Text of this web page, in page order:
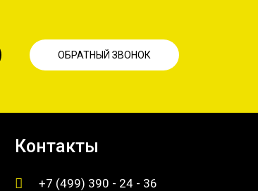
ОБРАТНЫЙ ЗВОНОК
Контакты
+7 (499) 390 - 24 - 36